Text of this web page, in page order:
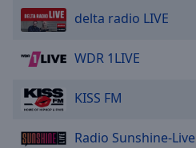
delta radio LIVE
WDR 1LIVE
KISS FM
Radio Sunshine-Live